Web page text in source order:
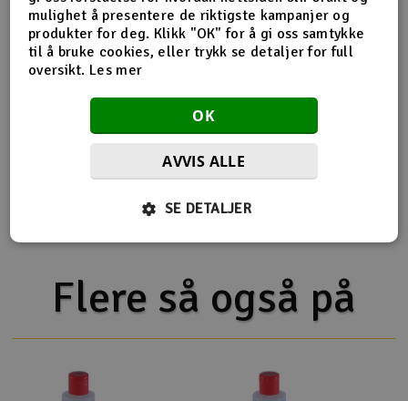
Verktøy, utstyr & tilbehør
svingene og hjulene gå i ulik hastighet. Å endre
differensialolje i diffene er en av de viktigste
tuningmulighetene på off-road buggier. Ultimate Racing
silikon olje inneholder antifriksjons tilsetninger for å
60ml
2790cSt
100% Silikon olje
Flere så også på
mulighet å presentere de riktigste kampanjer og
produkter for deg. Klikk "OK" for å gi oss samtykke
til å bruke cookies, eller trykk se detaljer for full
oversikt. Les mer
OK
AVVIS ALLE
SE DETALJER